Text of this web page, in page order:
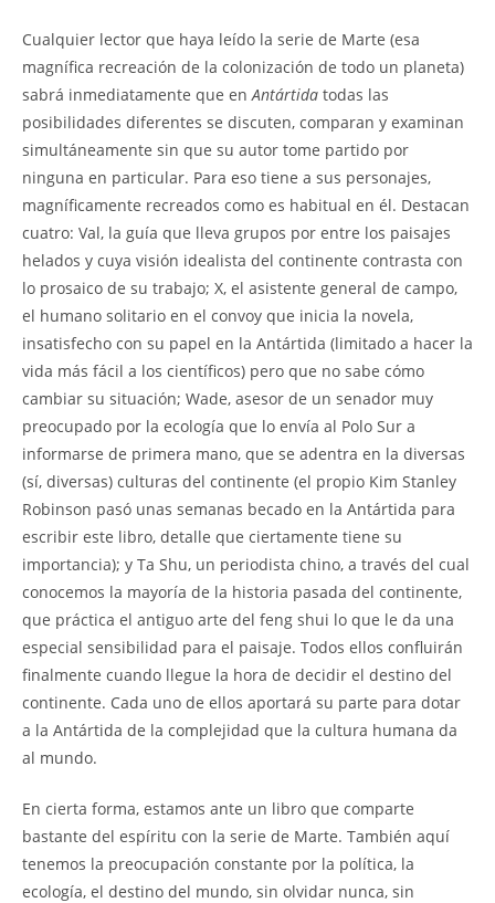
Cualquier lector que haya leído la serie de Marte (esa
magnífica recreación de la colonización de todo un planeta)
sabrá inmediatamente que enAntártida todas las
posibilidades diferentes se discuten, comparan y examinan
simultáneamente sin que su autor tome partido por
ninguna en particular. Para eso tiene a sus personajes,
magníficamente recreados como es habitual en él. Destacan
cuatro: Val, la guía que lleva grupos por entre los paisajes
helados y cuya visión idealista del continente contrasta con
lo prosaico de su trabajo; X, el asistente general de campo,
el humano solitario en el convoy que inicia la novela,
insatisfecho con su papel en la Antártida (limitado a hacer la
vida más fácil a los científicos) pero que no sabe cómo
cambiar su situación; Wade, asesor de un senador muy
preocupado por la ecología que lo envía al Polo Sur a
informarse de primera mano, que se adentra en la diversas
(sí, diversas) culturas del continente (el propio Kim Stanley
Robinson pasó unas semanas becado en la Antártida para
escribir este libro, detalle que ciertamente tiene su
importancia); y Ta Shu, un periodista chino, a través del cual
conocemos la mayoría de la historia pasada del continente,
que práctica el antiguo arte del feng shui lo que le da una
especial sensibilidad para el paisaje. Todos ellos confluirán
finalmente cuando llegue la hora de decidir el destino del
continente. Cada uno de ellos aportará su parte para dotar
a la Antártida de la complejidad que la cultura humana da
al mundo.
En cierta forma, estamos ante un libro que comparte
bastante del espíritu con la serie de Marte. También aquí
tenemos la preocupación constante por la política, la
ecología, el destino del mundo, sin olvidar nunca, sin